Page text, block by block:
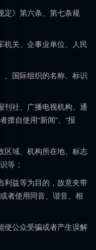
定》第六条、第七条规
机关、企事业单位、人民
、国际组织的名称、标识
刊社、广播电视机构、通
擅自使用“新闻”、“报
区域、机构所在地、标志
等；
利益等为目的，故意夹带
者使用同音、谐音、相
使公众受骗或者产生误解